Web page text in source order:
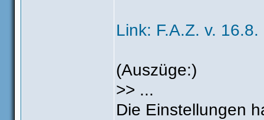
Link: F.A.Z. v. 16.8.
(Auszüge:)
>> ...
Die Einstellungen